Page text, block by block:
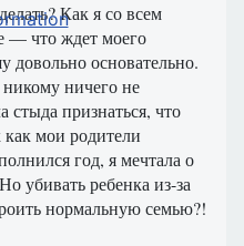
Как я со всем
— что ждет моего
довольно основательно.
ничего не
стыда признаться, что
мои родители
год, я мечтала о
убивать ребенка из-за
нормальную семью?!